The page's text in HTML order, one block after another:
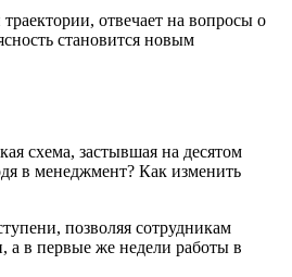
отвечает на вопросы о
становится новым
схема, застывшая на десятом
в менеджмент? Как изменить
позволяя сотрудникам
а в первые же недели работы в